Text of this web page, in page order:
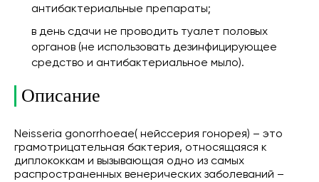
антибактериальные препараты;
в день сдачи не проводить туалет половых
органов (не использовать дезинфицирующее
средство и антибактериальное мыло).
Описание
Neisseria gonorrhoeae( нейссерия гонорея) – это
грамотрицательная бактерия, относящаяся к
диплококкам и вызывающая одно из самых
распространенных венерических заболеваний –